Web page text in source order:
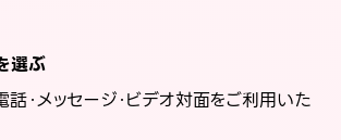
選ぶ
話・メッセージ・ビデオ対面をご利用いた